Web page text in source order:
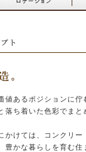
値あるポジションに
落ち着いた色彩でま
かけては、コンクリ
豊かな暮らしを育む